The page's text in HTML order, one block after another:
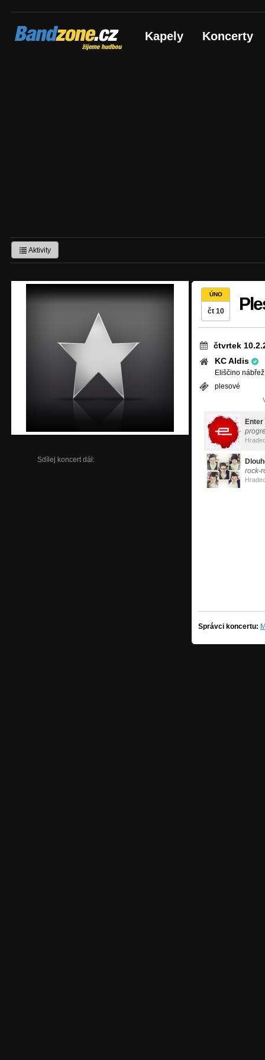
Bandzone.cz
žijeme hudbou Kapely Koncerty
Aktivity
Sdílej koncert dál:
ÚNO
čt 10
čtvrtek
KC Aldis
Eliščino
plesové
Enter
rock-
Správci koncertu: